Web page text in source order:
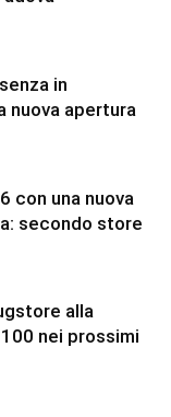
in
nuova apertura
con una nuova
secondo store
alla
nei prossimi